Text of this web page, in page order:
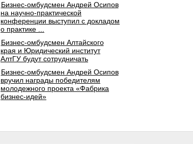
Бизнес-омбудсмен Андрей Осипов
на научно-практической
конференции выступил с докладом
о практике ...
Бизнес-омбудсмен Алтайского
края и Юридический институт
АлтГУ будут сотрудничать
Бизнес-омбудсмен Андрей Осипов
вручил награды победителям
молодежного проекта «Фабрика
бизнес-идей»